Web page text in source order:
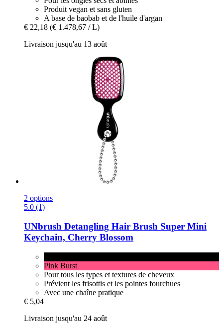
Produit vegan et sans gluten
A base de baobab et de l'huile d'argan
€ 22,18 (€ 1.478,67 / L)
Livraison jusqu'au 13 août
2 options
5.0 (1)
UNbrush Detangling Hair Brush Super Mini
Keychain, Cherry Blossom
Pink Burst
Pour tous les types et textures de cheveux
Prévient les frisottis et les pointes fourchues
Avec une chaîne pratique
€ 5,04
Livraison jusqu'au 24 août